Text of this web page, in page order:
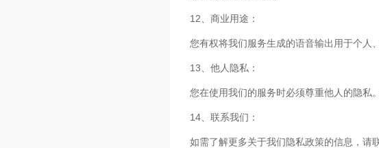
12、商业用途：
您有权将我们服务生成的语音输出用于个人
13、他人隐私：
您在使用我们的服务时必须尊重他人的隐私
14、联系我们：
如需了解更多关于我们隐私政策的信息，请